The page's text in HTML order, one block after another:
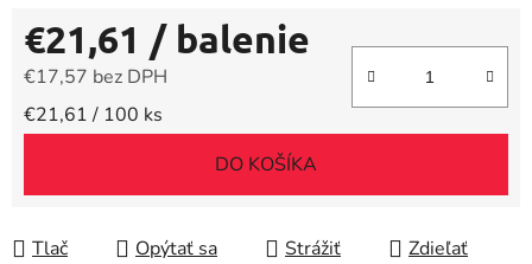
€21,61 / balenie
€17,57 bez DPH
Jednotková cena:
€21,61 / 100 ks
DO KOŠÍKA
Tlač Opýtať sa Strážiť Zdieľať